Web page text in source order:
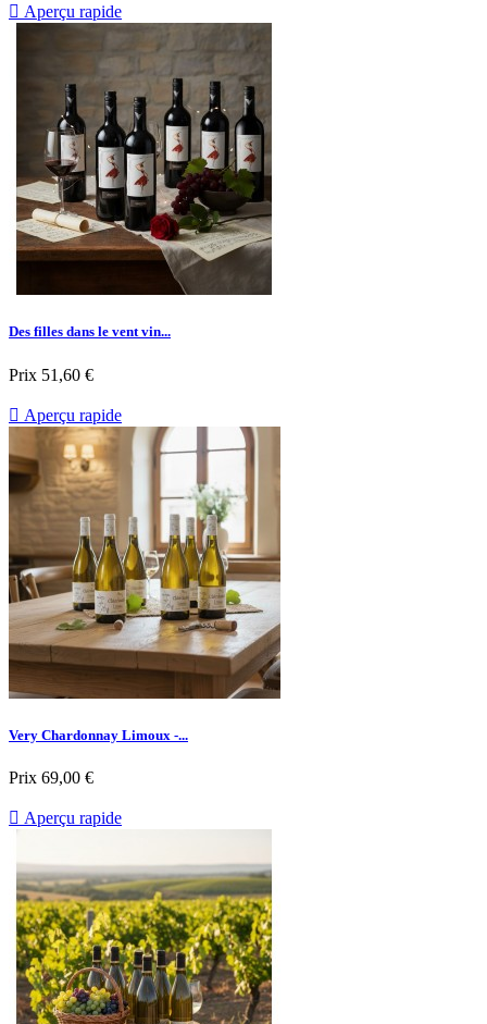
 Aperçu rapide
Des filles dans le vent vin...
Prix 51,60 €
 Aperçu rapide
Very Chardonnay Limoux -...
Prix 69,00 €
 Aperçu rapide